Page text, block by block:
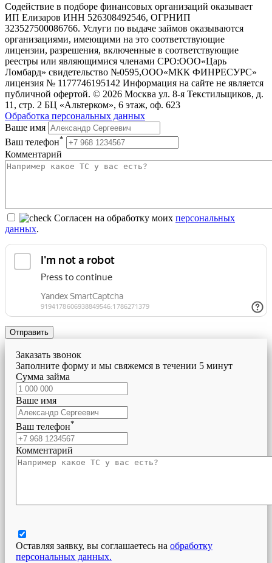
Содействие в подборе финансовых организаций оказывает
ИП Елизаров ИНН 526308492546, ОГРНИП
323527500086766. Услуги по выдаче займов оказываются
организациями, имеющими на это соответствующие
лицензии, разрешения, включенные в соответствующие
реестры или являющимися членами СРО:ООО«Царь
Ломбард» свидетельство №0595,ООО«МКК ФИНРЕСУРС»
лицензия № 1177746195142 Информация на сайте не является
публичной офертой. © 2026 Москва ул. 8-я Текстильщиков, д.
11, стр. 2 БЦ «Альтерком», 6 этаж, оф. 623
Обработка персональных данных
Ваше имя
Ваш телефон*
Комментарий
Согласен на обработку моих персональных
данных.
Отправить
Заказать звонок
Заполните форму и мы свяжемся в течении 5 минут
Сумма займа
Ваше имя
Ваш телефон*
Комментарий
Оставляя заявку, вы соглашаетесь на обработку
персональных данных.